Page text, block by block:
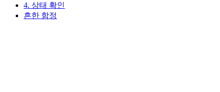
4. 상태 확인
흔한 함정